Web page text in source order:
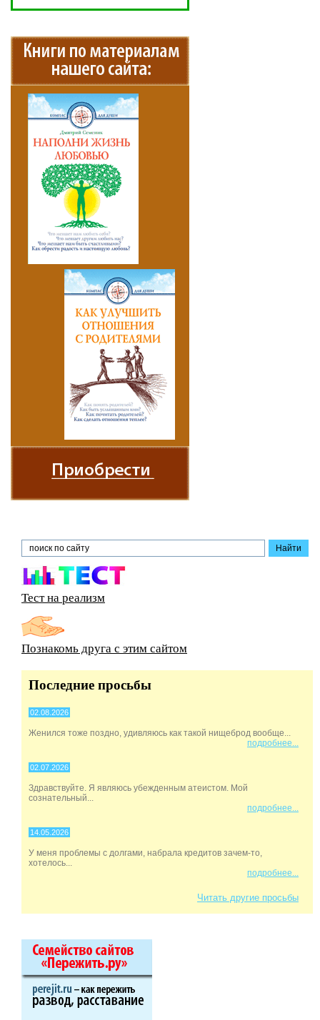
Тест на реализм
Познакомь друга с этим сайтом
Последние просьбы
02.08.2026
Женился тоже поздно, удивляюсь как такой нищеброд вообще...
подробнее...
02.07.2026
Здравствуйте. Я являюсь убежденным атеистом. Мой
сознательный...
подробнее...
14.05.2026
У меня проблемы с долгами, набрала кредитов зачем-то,
хотелось...
подробнее...
Читать другие просьбы